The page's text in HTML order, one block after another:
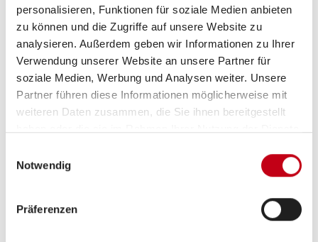
personalisieren, Funktionen für soziale Medien anbieten
zu können und die Zugriffe auf unsere Website zu
analysieren. Außerdem geben wir Informationen zu Ihrer
Verwendung unserer Website an unsere Partner für
soziale Medien, Werbung und Analysen weiter. Unsere
Partner führen diese Informationen möglicherweise mit
weiteren Daten zusammen, die Sie ihnen bereitgestellt
Notwendig
Präferenzen
Ausstattung